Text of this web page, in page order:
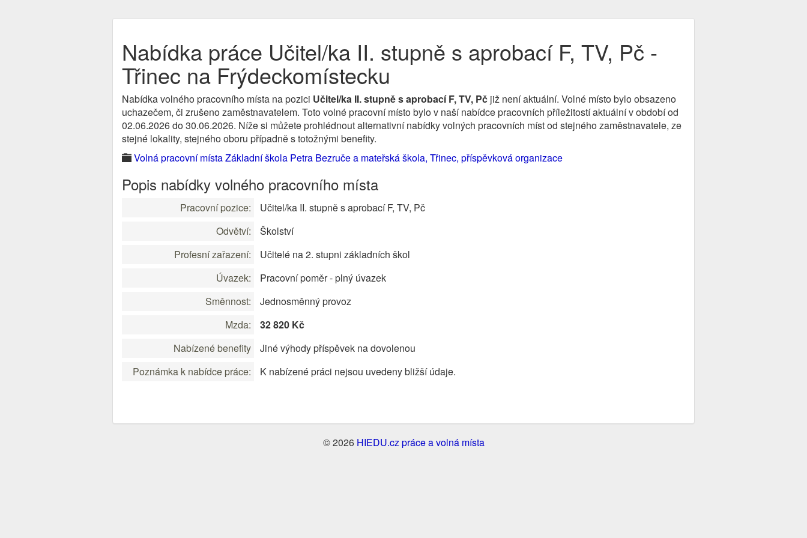
Nabídka práce Učitel/ka II. stupně s aprobací F, TV, Pč -
Třinec na Frýdeckomístecku
Nabídka volného pracovního místa na pozici Učitel/ka II. stupně s aprobací F, TV, Pč již není aktuální. Volné místo bylo obsazeno
uchazečem, či zrušeno zaměstnavatelem. Toto volné pracovní místo bylo v naší nabídce pracovních příležitostí aktuální v období od
02.06.2026 do 30.06.2026. Níže si můžete prohlédnout alternativní nabídky volných pracovních míst od stejného zaměstnavatele, ze
stejné lokality, stejného oboru případně s totožnými benefity.
Volná pracovní místa Základní škola Petra Bezruče a mateřská škola, Třinec, příspěvková organizace
Popis nabídky volného pracovního místa
Pracovní pozice:
Učitel/ka II. stupně s aprobací F, TV, Pč
Odvětví:
Školství
Profesní zařazení:
Učitelé na 2. stupni základních škol
Úvazek:
Pracovní poměr - plný úvazek
Směnnost:
Jednosměnný provoz
Mzda:
32 820 Kč
Nabízené benefity
Jiné výhody příspěvek na dovolenou
Poznámka k nabídce práce:
K nabízené práci nejsou uvedeny bližší údaje.
© 2026 HIEDU.cz práce a volná místa